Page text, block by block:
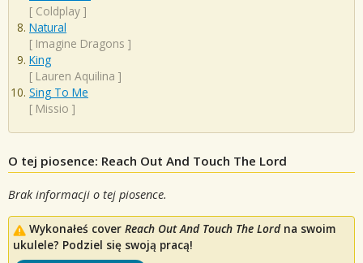
[ Coldplay ]
Natural
[ Imagine Dragons ]
King
[ Lauren Aquilina ]
Sing To Me
[ Missio ]
O tej piosence: Reach Out And Touch The Lord
Brak informacji o tej piosence.
Wykonałeś cover Reach Out And Touch The Lordna swoim
ukulele? Podziel się swoją pracą!